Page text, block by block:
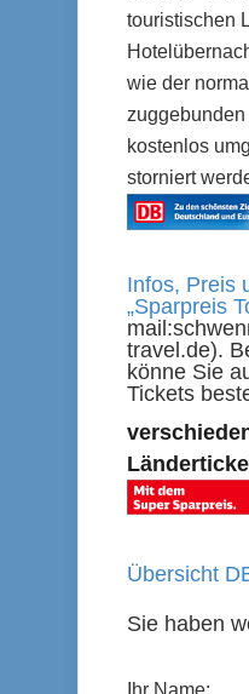
touristischen
wie der
kostenlos
storniert
Infos, Preis
„Sparpreis
mail:
travel.de).
könne Sie
Tickets
Übersicht
Sie haben